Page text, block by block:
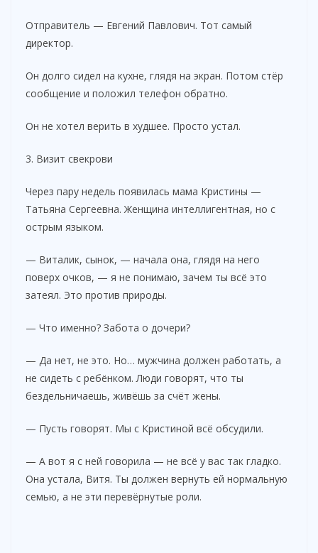
Отправитель — Евгений Павлович. Тот самый
директор.
Он долго сидел на кухне, глядя на экран. Потом стёр
сообщение и положил телефон обратно.
Он не хотел верить в худшее. Просто устал.
3. Визит свекрови
Через пару недель появилась мама Кристины —
Татьяна Сергеевна. Женщина интеллигентная, но с
острым языком.
— Виталик, сынок, — начала она, глядя на него
поверх очков, — я не понимаю, зачем ты всё это
затеял. Это против природы.
— Что именно? Забота о дочери?
— Да нет, не это. Но… мужчина должен работать, а
не сидеть с ребёнком. Люди говорят, что ты
бездельничаешь, живёшь за счёт жены.
— Пусть говорят. Мы с Кристиной всё обсудили.
— А вот я с ней говорила — не всё у вас так гладко.
Она устала, Витя. Ты должен вернуть ей нормальную
семью, а не эти перевёрнутые роли.